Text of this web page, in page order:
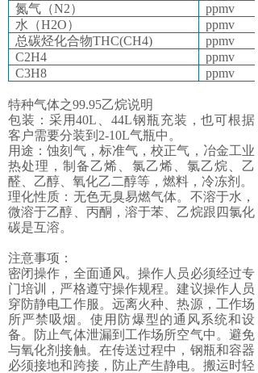
氮气（N2）
ppmv
水（H2O）
ppmv
总碳烃化合物THC(CH4)
ppmv
C2H4
ppmv
C3H8
ppmv
特种气体之99.95乙烷说明
包装：采用40L、44L钢瓶充装，也可根据
客户需要分装到2-10L气瓶中。
用途：蚀刻气，标准气，校正气，冶金工业
热处理，制备乙烯、氯乙烯、氯乙烷、乙
醛、乙醇、氧化乙二醇等，燃料，冷冻剂。
理化性质：无色无臭易燃气体。不溶于水，
微溶于乙醇、丙酮，溶于苯、乙烷跟四氯化
碳是互溶。
注意事项：
密闭操作，全面通风。操作人员必须经过专
门培训，严格遵守操作规程。建议操作人员
穿防静电工作服。远离火种、热源，工作场
所严禁吸烟。使用防爆型的通风系统和设
备。防止气体泄漏到工作场所空气中。避免
与氧化剂接触。在传送过程中，钢瓶和容器
必须接地和跨接，防止产生静电。搬运时轻